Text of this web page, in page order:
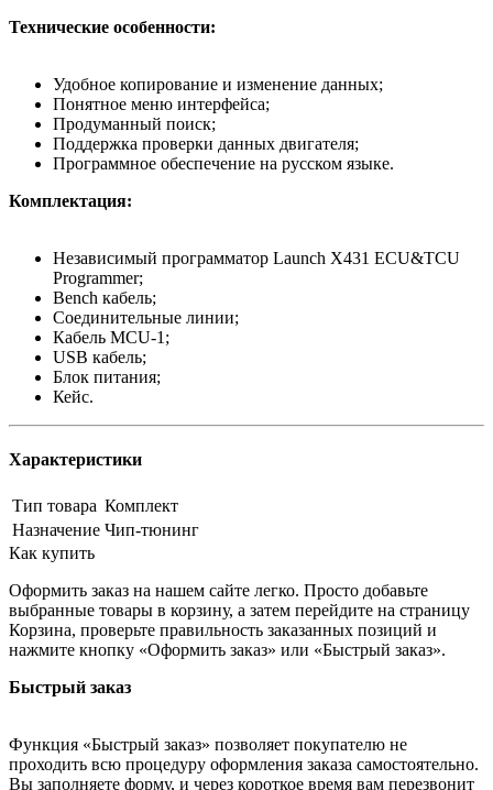
Технические особенности:
Удобное копирование и изменение данных;
Понятное меню интерфейса;
Продуманный поиск;
Поддержка проверки данных двигателя;
Программное обеспечение на русском языке.
Комплектация:
Независимый программатор Launch X431 ECU&TCU
Programmer;
Bench кабель;
Соединительные линии;
Кабель MCU-1;
USB кабель;
Блок питания;
Кейс.
Характеристики
Тип товара Комплект
Назначение Чип-тюнинг
Как купить
Оформить заказ на нашем сайте легко. Просто добавьте
выбранные товары в корзину, а затем перейдите на страницу
Корзина, проверьте правильность заказанных позиций и
нажмите кнопку «Оформить заказ» или «Быстрый заказ».
Быстрый заказ
Функция «Быстрый заказ» позволяет покупателю не
проходить всю процедуру оформления заказа самостоятельно.
Вы заполняете форму, и через короткое время вам перезвонит